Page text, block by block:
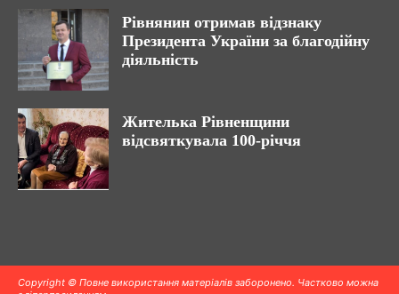
Рівнянин отримав відзнаку
Президента України за благодійну
діяльність
Жителька Рівненщини
відсвяткувала 100-річчя
Copyright © Повне використання матеріалів заборонено. Частково можна